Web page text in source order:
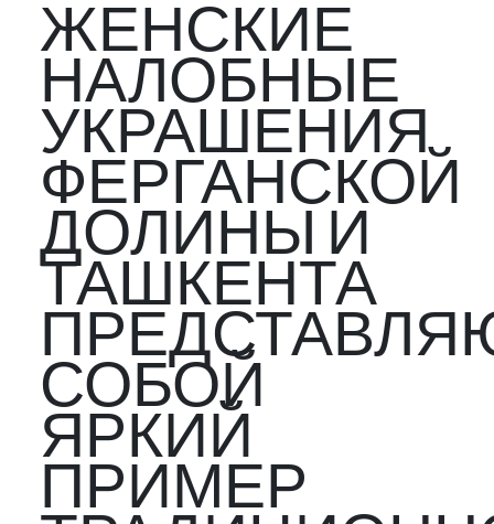
ЖЕНСКИЕ
НАЛОБНЫЕ
УКРАШЕНИЯ
ФЕРГАНСКОЙ
ДОЛИНЫ И
ТАШКЕНТА
СОБОЙ
ЯРКИЙ
ПРИМЕР